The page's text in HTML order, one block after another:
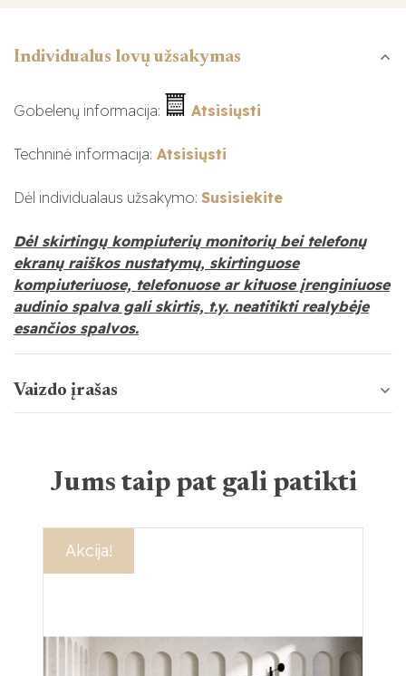
Individualus lovų užsakymas
Gobelenų informacija: Atsisiųsti
Techninė informacija: Atsisiųsti
Dėl individualaus užsakymo: Susisiekite
Dėl skirtingų kompiuterių monitorių bei telefonų
ekranų raiškos nustatymų, skirtinguose
kompiuteriuose, telefonuose ar kituose įrenginiuose
audinio spalva gali skirtis, t.y. neatitikti realybėje
esančios spalvos.
Vaizdo įrašas
Jums taip pat gali patikti
Akcija!